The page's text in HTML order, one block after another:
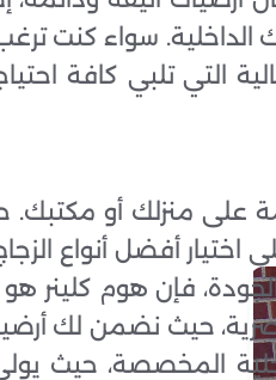
الداخلية. سواء كنت
التي تلبي كافة
على منزلك أو
اختيار أفضل أنواع
فإن هوم كلينر
حيث نضمن لك
المخصصة، حيث